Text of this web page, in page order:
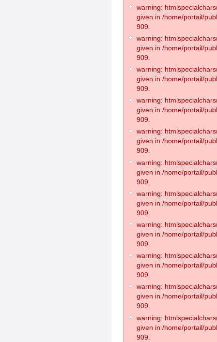
warning:
given in /home/portail/
909.
warning:
given in /home/portail/
909.
warning:
given in /home/portail/
909.
warning:
given in /home/portail/
909.
warning:
given in /home/portail/
909.
warning:
given in /home/portail/
909.
warning:
given in /home/portail/
909.
warning:
given in /home/portail/
909.
warning:
given in /home/portail/
909.
warning:
given in /home/portail/
909.
warning:
given in /home/portail/
909.